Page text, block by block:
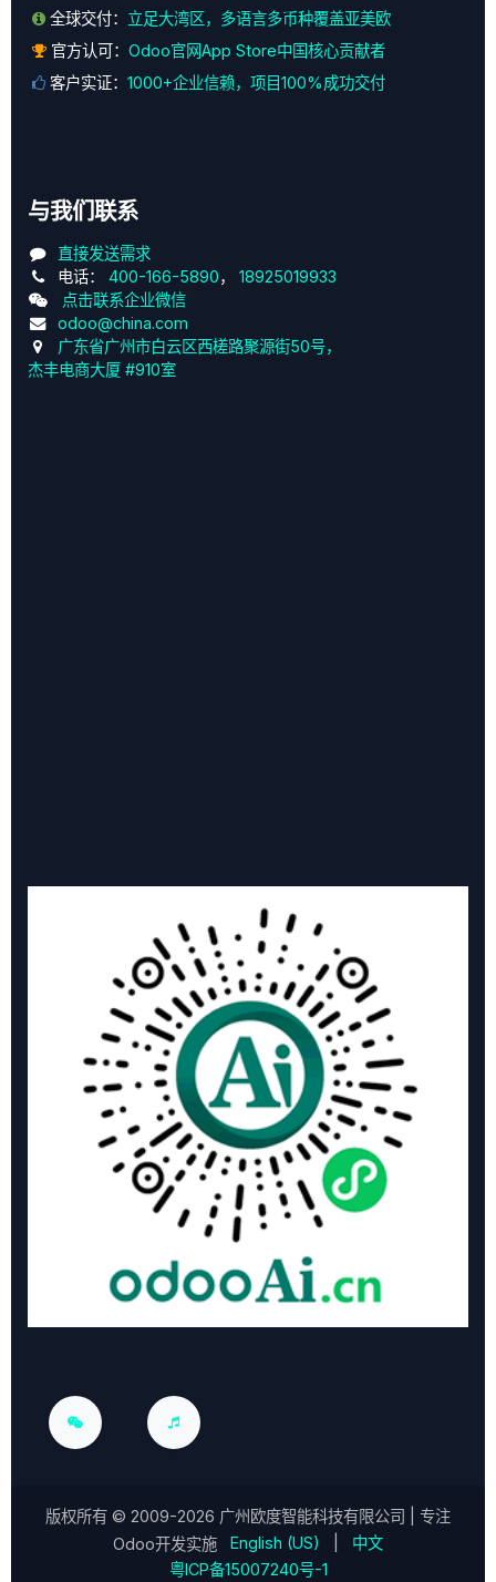
全球交付： 立足大湾区，多语言多币种覆盖亚美欧
官方认可： Odoo官网App Store中国核心贡献者
客户实证： 1000+企业信赖，项目100%成功交付
与我们联系
直接发送需求
电话： 400-166-5890， 18925019933
点击联系企业微信
odoo@china.com
广东省广州市白云区西槎路聚源街50号，
杰丰电商大厦 #910室
版权所有 © 2009-2026 广州欧度智能科技有限公司
| 专注
Odoo开发实施
English (US)
中文
粤ICP备15007240号-1